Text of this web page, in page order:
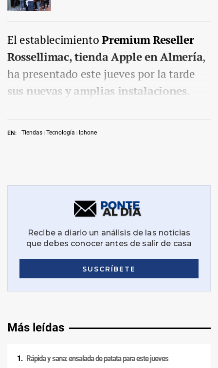
EN: Tiendas Tecnología Iphone
El establecimientoPremium Reseller
Rossellimac, tienda Apple en Almería,
ha presentado este jueves por la tarde
sus nuevas y amplias instalaciones.
Más leídas
Rápida y sana: ensalada de patata para este jueves